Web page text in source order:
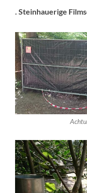
. Steinhauerige